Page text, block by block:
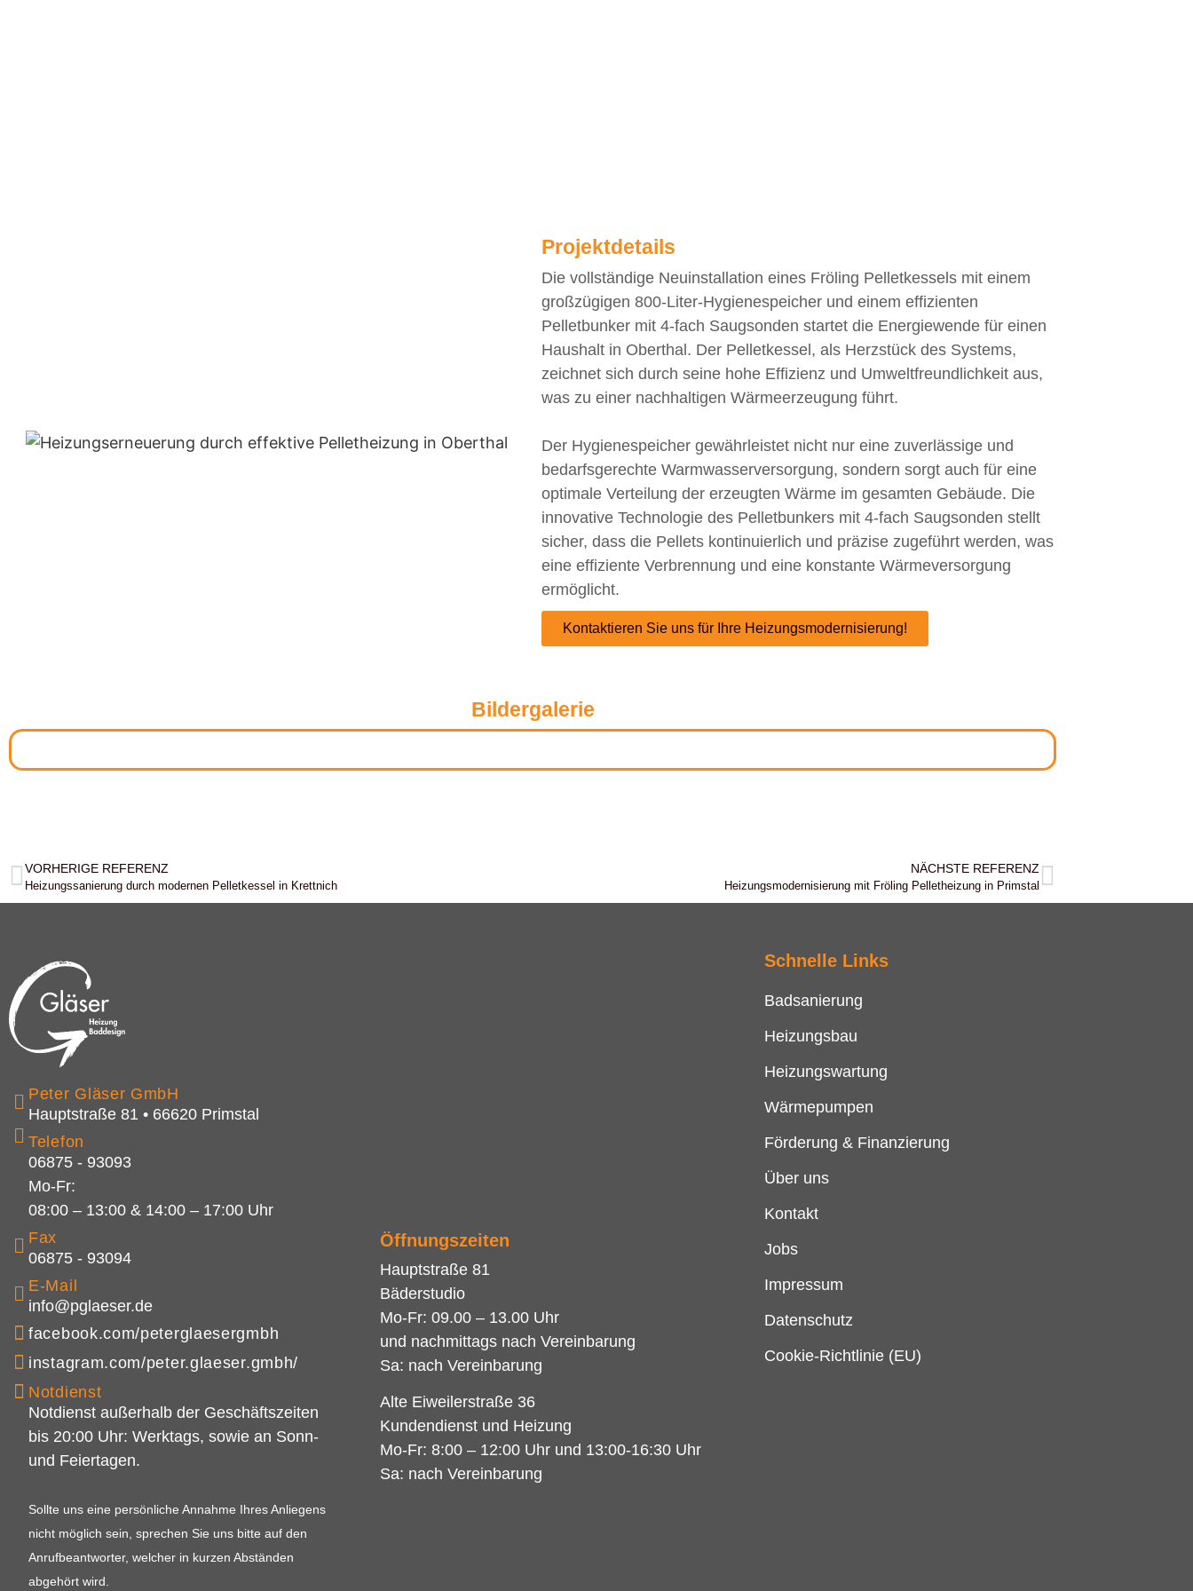
Projektdetails
Die vollständige Neuinstallation eines Fröling Pelletkessels mit einem
großzügigen 800-Liter-Hygienespeicher und einem effizienten
Pelletbunker mit 4-fach Saugsonden startet die Energiewende für einen
Haushalt in Oberthal. Der Pelletkessel, als Herzstück des Systems,
zeichnet sich durch seine hohe Effizienz und Umweltfreundlichkeit aus,
was zu einer nachhaltigen Wärmeerzeugung führt.
Der Hygienespeicher gewährleistet nicht nur eine zuverlässige und
bedarfsgerechte Warmwasserversorgung, sondern sorgt auch für eine
optimale Verteilung der erzeugten Wärme im gesamten Gebäude. Die
innovative Technologie des Pelletbunkers mit 4-fach Saugsonden stellt
sicher, dass die Pellets kontinuierlich und präzise zugeführt werden, was
eine effiziente Verbrennung und eine konstante Wärmeversorgung
ermöglicht.
Kontaktieren Sie uns für Ihre Heizungsmodernisierung!
Bildergalerie
VORHERIGE REFERENZ
Heizungssanierung durch modernen Pelletkessel in Krettnich
NÄCHSTE REFERENZ
Heizungsmodernisierung mit Fröling Pelletheizung in Primstal
Peter Gläser GmbH
Hauptstraße 81 • 66620 Primstal
Telefon
06875 - 93093
Mo-Fr:
08:00 – 13:00 & 14:00 – 17:00 Uhr
Fax
06875 - 93094
E-Mail
info@pglaeser.de
facebook.com/peterglaesergmbh
instagram.com/peter.glaeser.gmbh/
Notdienst
Notdienst außerhalb der Geschäftszeiten
bis 20:00 Uhr: Werktags, sowie an Sonn-
und Feiertagen.
Sollte uns eine persönliche Annahme Ihres Anliegens
nicht möglich sein, sprechen Sie uns bitte auf den
Anrufbeantworter, welcher in kurzen Abständen
abgehört wird.
Öffnungszeiten
Hauptstraße 81
Bäderstudio
Mo-Fr: 09.00 – 13.00 Uhr
und nachmittags nach Vereinbarung
Sa: nach Vereinbarung
Alte Eiweilerstraße 36
Kundendienst und Heizung
Mo-Fr: 8:00 – 12:00 Uhr und 13:00-16:30 Uhr
Sa: nach Vereinbarung
Schnelle Links
Badsanierung
Heizungsbau
Heizungswartung
Wärmepumpen
Förderung & Finanzierung
Über uns
Kontakt
Jobs
Impressum
Datenschutz
Cookie-Richtlinie (EU)